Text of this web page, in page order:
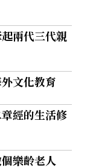
兩代三代親
文化教育
經的生活修
樂齡老人